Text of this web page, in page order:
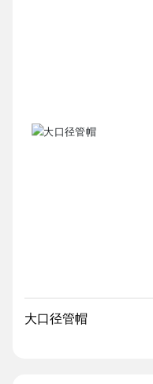
大口径管帽